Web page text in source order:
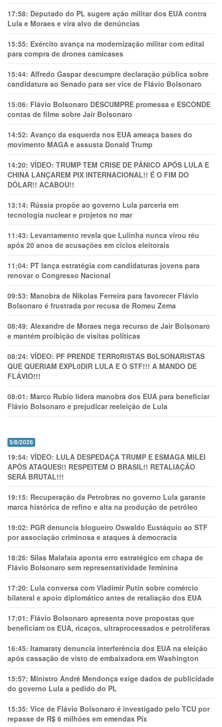
17:58: Deputado do PL sugere ação militar dos EUA contra
Lula e Moraes e vira alvo de denúncias
15:55: Exército avança na modernização militar com edital
para compra de drones camicases
15:44: Alfredo Gaspar descumpre declaração pública sobre
candidatura ao Senado para ser vice de Flávio Bolsonaro
15:06: Flávio Bolsonaro DESCUMPRE promessa e ESCONDE
contas de filme sobre Jair Bolsonaro
14:52: Avanço da esquerda nos EUA ameaça bases do
movimento MAGA e assusta Donald Trump
14:20: VÍDEO: TRUMP TEM CRlSE DE PÂNlCO APÓS LULA E
CHINA LANÇAREM PIX INTERNACIONAL!! É O FIM DO
DÓLAR!! ACABOU!!
13:14: Rússia propõe ao governo Lula parceria em
tecnologia nuclear e projetos no mar
11:43: Levantamento revela que Lulinha nunca virou réu
após 20 anos de acusações em ciclos eleitorais
11:04: PT lança estratégia com candidaturas jovens para
renovar o Congresso Nacional
09:53: Manobra de Nikolas Ferreira para favorecer Flávio
Bolsonaro é frustrada por recusa de Romeu Zema
08:49: Alexandre de Moraes nega recurso de Jair Bolsonaro
e mantém proibição de visitas políticas
08:24: VÍDEO: PF PRENDE TERR0RlSTAS B0LSONARlSTAS
QUE QUERIAM EXPL0DlR LULA E O STF!!! A MANDO DE
FLÁVIO!!!
08:01: Marco Rubio lidera manobra dos EUA para beneficiar
Flávio Bolsonaro e prejudicar reeleição de Lula
5/8/2026
19:54: VÍDEO: LULA DESPEDAÇA TRUMP E ESMAGA MILEI
APÓS ATAQUES!! RESPEITEM O BRASIL!! RETALIAÇÃO
SERÁ BRUTAL!!!
19:15: Recuperação da Petrobras no governo Lula garante
marca histórica de refino e alta na produção de petróleo
19:02: PGR denuncia blogueiro Oswaldo Eustáquio ao STF
por associação criminosa e ataques à democracia
18:26: Silas Malafaia aponta erro estratégico em chapa de
Flávio Bolsonaro sem representatividade feminina
17:20: Lula conversa com Vladimir Putin sobre comércio
bilateral e apoio diplomático antes de retaliação dos EUA
17:01: Flávio Bolsonaro apresenta nove propostas que
beneficiam os EUA, ricaços, ultraprocessados e petrolíferas
16:45: Itamaraty denuncia interferência dos EUA na eleição
após cassação de visto de embaixadora em Washington
15:57: Ministro André Mendonça exige dados de publicidade
do governo Lula a pedido do PL
15:35: Vice de Flávio Bolsonaro é investigado pelo TCU por
repasse de R$ 6 milhões em emendas Pix